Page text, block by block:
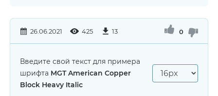
26.06.2021 425 13 0
Введите свой текст для примера
шрифта MGT American Copper
Block Heavy Italic